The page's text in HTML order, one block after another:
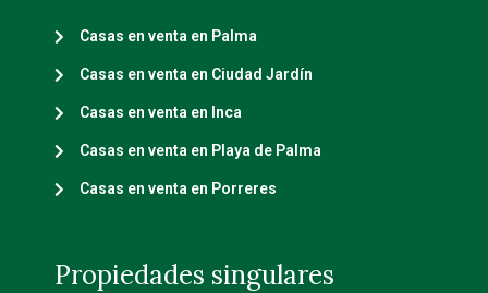
Casas en venta en Palma
Casas en venta en Ciudad Jardín
Casas en venta en Inca
Casas en venta en Playa de Palma
Casas en venta en Porreres
Propiedades singulares